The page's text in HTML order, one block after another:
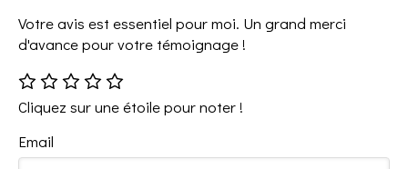
Votre avis est essentiel pour moi. Un grand merci
d'avance pour votre témoignage !
Cliquez sur une étoile pour noter !
Email